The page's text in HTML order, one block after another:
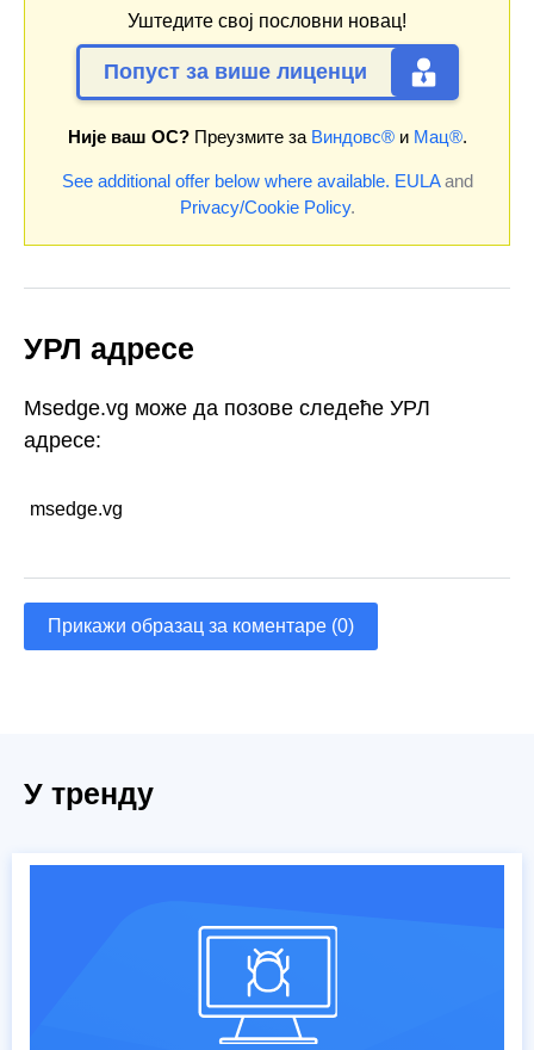
Уштедите свој пословни новац!
Попуст за више лиценци
Није ваш ОС?Преузмите за Виндовс®и Мац®.
See additional offer below where available. EULAand
Privacy/Cookie Policy.
УРЛ адресе
Msedge.vg може да позове следеће УРЛ
адресе:
msedge.vg
Прикажи образац за коментаре (0)
У тренду